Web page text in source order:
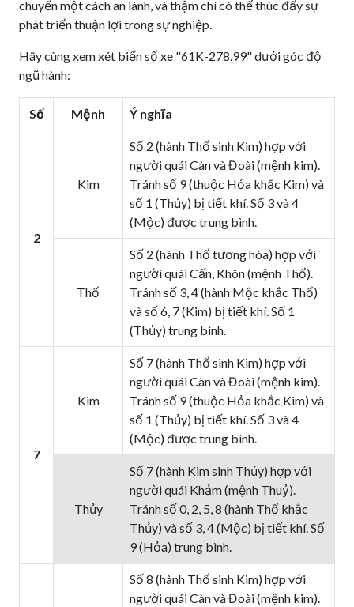
chuyển một cách an lành, và thậm chí có thể thúc đẩy sự
phát triển thuận lợi trong sự nghiệp.
Hãy cùng xem xét biển số xe "61K-278.99" dưới góc độ
ngũ hành:
Số Mệnh Ý nghĩa
2
Kim
Số 2 (hành Thổ sinh Kim) hợp với
người quái Càn và Đoài (mệnh kim).
Tránh số 9 (thuộc Hỏa khắc Kim) và
số 1 (Thủy) bị tiết khí. Số 3 và 4
(Mộc) được trung bình.
Thổ
Số 2 (hành Thổ tương hòa) hợp với
người quái Cấn, Khôn (mệnh Thổ).
Tránh số 3, 4 (hành Mộc khắc Thổ)
và số 6, 7 (Kim) bị tiết khí. Số 1
(Thủy) trung bình.
7
Kim
Số 7 (hành Thổ sinh Kim) hợp với
người quái Càn và Đoài (mệnh kim).
Tránh số 9 (thuộc Hỏa khắc Kim) và
số 1 (Thủy) bị tiết khí. Số 3 và 4
(Mộc) được trung bình.
Thủy
Số 7 (hành Kim sinh Thủy) hợp với
người quái Khảm (mệnh Thuỷ).
Tránh số 0, 2, 5, 8 (hành Thổ khắc
Thủy) và số 3, 4 (Mộc) bị tiết khí. Số
9 (Hỏa) trung bình.
Số 8 (hành Thổ sinh Kim) hợp với
người quái Càn và Đoài (mệnh kim).